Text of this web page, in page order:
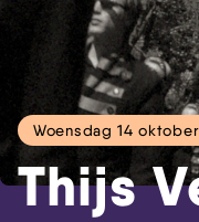
Woensdag 14 oktober
Thijs